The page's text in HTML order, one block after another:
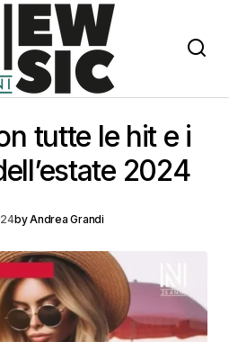
tutte le hit e i
2024
byAndrea Grandi